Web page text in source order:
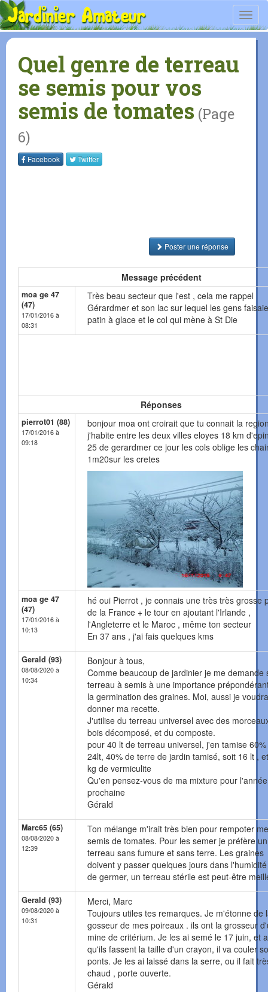
Quel genre de terreau
se semis pour vos
semis de tomates (Page
6)
Facebook Twitter
Poster une réponse
Message précédent
moa ge 47
(47)
17/01/2016 à
08:31
Très beau secteur que l'est , cela me rappel
Gérardmer et son lac sur lequel les gens
patin à glace et le col qui mène à St Die
Réponses
pierrot01 (88)
17/01/2016 à
09:18
bonjour moa ont croirait que tu connait la
j'habite entre les deux villes eloyes 18 km
25 de gerardmer ce jour les cols oblige les
1m20sur les cretes
moa ge 47
(47)
17/01/2016 à
10:13
hé oui Pierrot , je connais une très très grosse
de la France + le tour en ajoutant l'Irlande ,
l'Angleterre et le Maroc , même ton secteur
En 37 ans , j'ai fais quelques kms
Gerald (93)
08/08/2020 à
10:34
Bonjour à tous,
Comme beaucoup de jardinier je me demande
terreau à semis à une importance
la germination des graines. Moi, aussi je
donner ma recette.
J'utilise du terreau universel avec des
bois décomposé, et du composte.
pour 40 lt de terreau universel, j'en tamise
24lt, 40% de terre de jardin tamisé, soit 16 lt ,
kg de vermiculite
Qu'en pensez-vous de ma mixture pour l'année
prochaine
Gérald
Marc65 (65)
08/08/2020 à
12:39
Ton mélange m'irait très bien pour rempoter
semis de tomates. Pour les semer je préfère un
terreau sans fumure et sans terre. Les graines
doivent y passer quelques jours dans
de germer, un terreau stérile est peut-être
Gerald (93)
09/08/2020 à
10:31
Merci, Marc
Toujours utiles tes remarques. Je m'étonne de
gosseur de mes poireaux . ils ont la grosseur
mine de critérium. Je les ai semé le 17 juin, et
qu'ils fassent la taille d'un crayon, il va couler
ponts. Je les ai laissé dans la serre, ou il fait
chaud , porte ouverte.
Gérald